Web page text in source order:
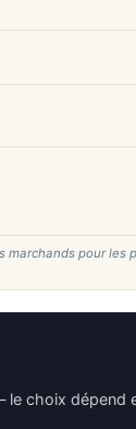
pour les
choix dépend